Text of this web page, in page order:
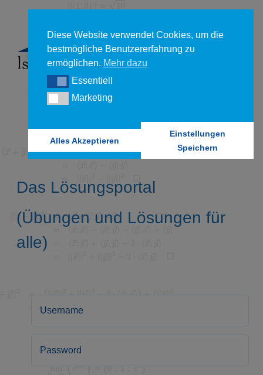
Das Lösungsportal
(Übungen und Lösungen für
alle)
Diese Website verwendet Cookies, um die
bestmögliche Benutzererfahrung zu
ermöglichen. Mehr dazu
EssentiellEssentiell
MarketingMarketing
Alles Akzeptieren
Einstellungen
Speichern